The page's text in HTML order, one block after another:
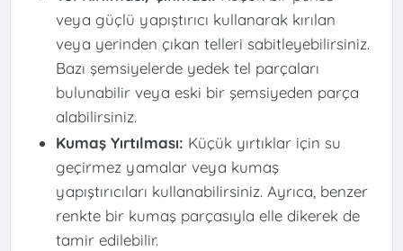
veya güçlü yapıştırıcı kullanarak kırılan
veya yerinden çıkan telleri sabitleyebilirsiniz.
Bazı şemsiyelerde yedek tel parçaları
bulunabilir veya eski bir şemsiyeden parça
alabilirsiniz.
Kumaş Yırtılması: Küçük yırtıklar için su
geçirmez yamalar veya kumaş
yapıştırıcıları kullanabilirsiniz. Ayrıca, benzer
renkte bir kumaş parçasıyla elle dikerek de
tamir edilebilir.